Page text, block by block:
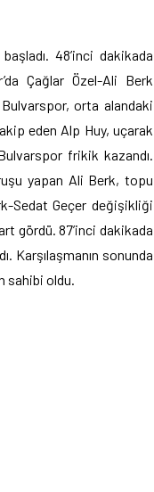
48’inci dakikada
Çağlar Özel-Ali Berk
orta alandaki
eden Alp Huy, uçarak
frikik kazandı.
yapan Ali Berk, topu
Sedat Geçer değişikliği
gördü. 87’inci dakikada
Karşılaşmanın sonunda
sahibi oldu.